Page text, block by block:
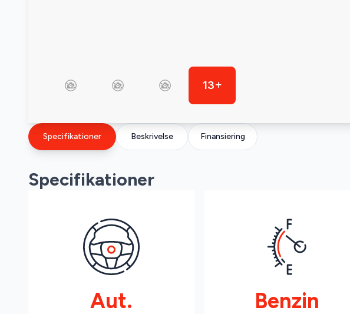
13
Specifikationer Beskrivelse Finansiering
Specifikationer
Aut. Benzin